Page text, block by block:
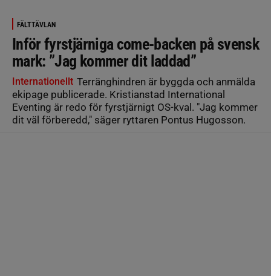
FÄLTTÄVLAN
Inför fyrstjärniga come-backen på svensk
mark: ”Jag kommer dit laddad”
Internationellt Terränghindren är byggda och anmälda
ekipage publicerade. Kristianstad International
Eventing är redo för fyrstjärnigt OS-kval. "Jag kommer
dit väl förberedd," säger ryttaren Pontus Hugosson.